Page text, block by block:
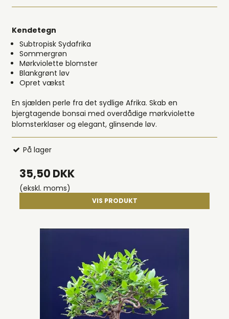
Kendetegn
Subtropisk Sydafrika
Sommergrøn
Mørkviolette blomster
Blankgrønt løv
Opret vækst
En sjælden perle fra det sydlige Afrika. Skab en
bjergtagende bonsai med overdådige mørkviolette
blomsterklaser og elegant, glinsende løv.
På lager
35,50 DKK
(ekskl. moms)
VIS PRODUKT